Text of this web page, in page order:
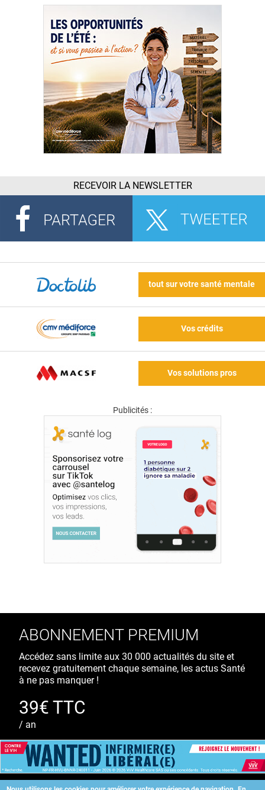
RECEVOIR LA NEWSLETTER
tout sur votre santé mentale
Vos crédits
Vos solutions pros
Publicités :
ABONNEMENT PREMIUM
Accédez sans limite aux 30 000 actualités du site et
recevez gratuitement chaque semaine, les actus Santé
à ne pas manquer !
39€ TTC
/ an
S'ABONNER